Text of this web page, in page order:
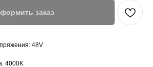
заказ
48V
4000K